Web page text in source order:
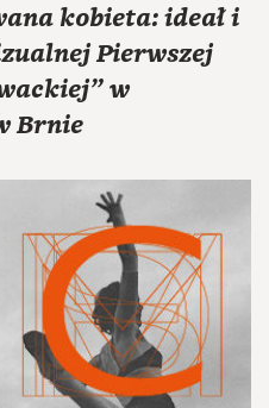
kobieta: ideał i
Pierwszej
w
Brnie